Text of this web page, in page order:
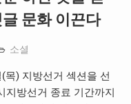
문화 이끈다
소셜
목) 지방선거 섹션을 선
지방선거 종료 기간까지